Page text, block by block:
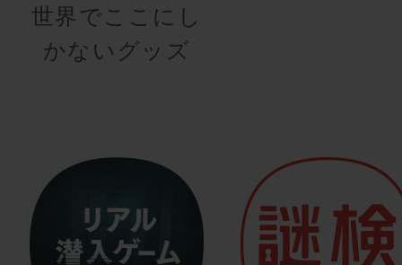
世界でここにし
かないグッズ